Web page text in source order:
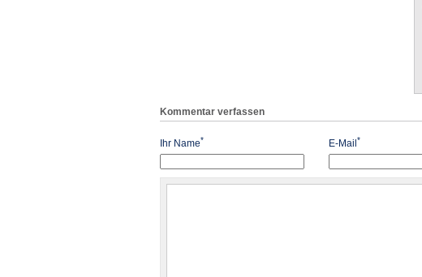
Kommentar verfassen
Ihr Name* E-Mail *